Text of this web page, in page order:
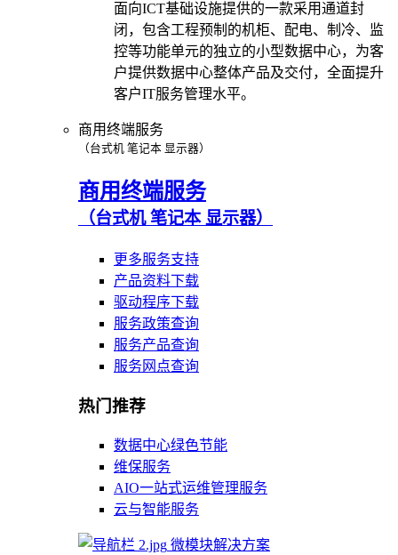
面向ICT基础设施提供的一款采用通道封
闭，包含工程预制的机柜、配电、制冷、监
控等功能单元的独立的小型数据中心，为客
户提供数据中心整体产品及交付，全面提升
客户IT服务管理水平。
商用终端服务
（台式机 笔记本 显示器）
商用终端服务
（台式机 笔记本 显示器）
更多服务支持
产品资料下载
驱动程序下载
服务政策查询
服务产品查询
服务网点查询
热门推荐
数据中心绿色节能
维保服务
AIO一站式运维管理服务
云与智能服务
微模块解决方案